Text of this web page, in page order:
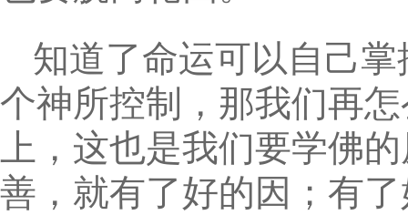
知道了命运可以自己
个神所控制，那我们再
上，这也是我们要学佛
善，就有了好的因；有